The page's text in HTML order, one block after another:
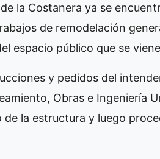
la Costanera ya se
de remodelación
espacio público que se
y pedidos del
Obras e Ingeniería
de la estructura y luego